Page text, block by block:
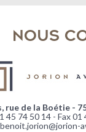
NOUS
rue de la Boétie -
45 74 50 14 - Fax 01